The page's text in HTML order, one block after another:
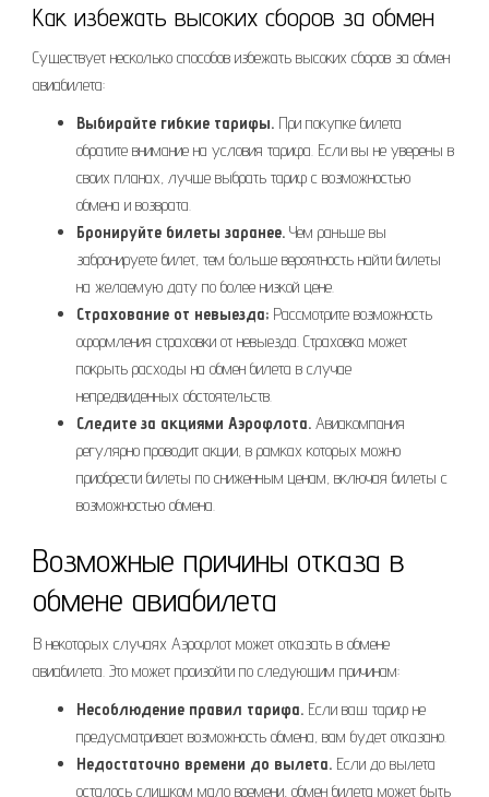
Как избежать высоких сборов за обмен
Существует несколько способов избежать высоких сборов за обмен
авиабилета:
Выбирайте гибкие тарифы. При покупке билета
обратите внимание на условия тарифа. Если вы не уверены в
своих планах, лучше выбрать тариф с возможностью
обмена и возврата.
Бронируйте билеты заранее. Чем раньше вы
забронируете билет, тем больше вероятность найти билеты
на желаемую дату по более низкой цене.
Страхование от невыезда; Рассмотрите возможность
оформления страховки от невыезда. Страховка может
покрыть расходы на обмен билета в случае
непредвиденных обстоятельств.
Следите за акциями Аэрофлота. Авиакомпания
регулярно проводит акции, в рамках которых можно
приобрести билеты по сниженным ценам, включая билеты с
возможностью обмена.
Возможные причины отказа в
обмене авиабилета
В некоторых случаях Аэрофлот может отказать в обмене
авиабилета. Это может произойти по следующим причинам:
Несоблюдение правил тарифа. Если ваш тариф не
предусматривает возможность обмена, вам будет отказано.
Недостаточно времени до вылета. Если до вылета
осталось слишком мало времени, обмен билета может быть